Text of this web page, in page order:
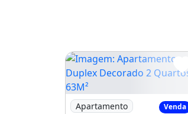
Imagem: Apartamento
Apartamento Venda